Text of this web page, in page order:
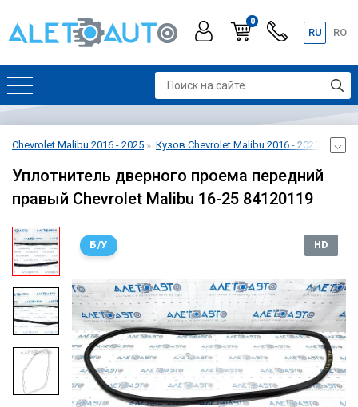
0
RU RO
Chevrolet Malibu 2016 - 2025 Кузов Chevrolet Malibu 2016 - 2025
Уплотнитель дверного проема передний
правый Chevrolet Malibu 16-25 84120119
Б/У HD